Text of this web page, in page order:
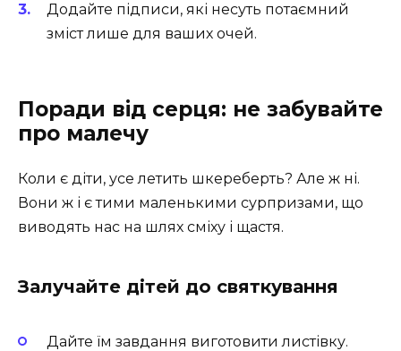
Додайте підписи, які несуть потаємний
зміст лише для ваших очей.
Поради від серця: не забувайте
про малечу
Коли є діти, усе летить шкереберть? Але ж ні.
Вони ж і є тими маленькими сурпризами, що
виводять нас на шлях сміху і щастя.
Залучайте дітей до святкування
Дайте їм завдання виготовити листівку.